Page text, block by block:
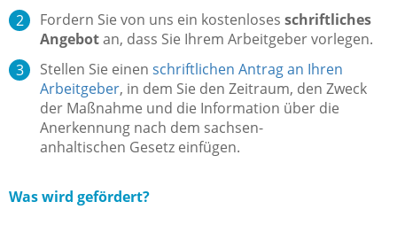
Fordern Sie von uns ein kostenloses schriftliches
Angebotan, dass Sie Ihrem Arbeitgeber vorlegen.
Stellen Sie einen schriftlichen Antrag an Ihren
Arbeitgeber, in dem Sie den Zeitraum, den Zweck
der Maßnahme und die Information über die
Anerkennung nach dem sachsen-
anhaltischen Gesetz einfügen.
Was wird gefördert?